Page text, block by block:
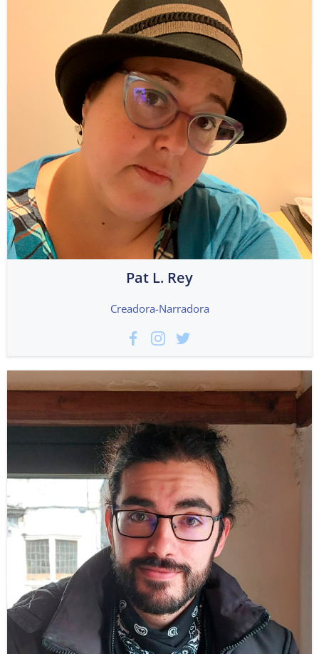
Pat L. Rey
Creadora-Narradora